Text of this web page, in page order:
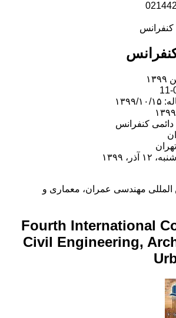
کنفرانس
۱۵
دائمی کنفرانس
۱۳۹۹
المللی مهندسی عمران، معماری و
Fourth International
Civil Engineering,